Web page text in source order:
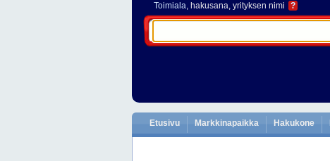
Toimiala, hakusana, yrityksen nimi ?
Etusivu Markkinapaikka Hakukone